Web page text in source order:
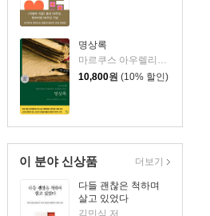
명상록
마르쿠스 아우렐리우스 저/박문재 역
10,800원 (10% 할인)
이 분야 신상품
다들 괜찮은 척하며
살고 있었다
김민식 저
더보기